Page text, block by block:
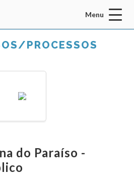
Menu
PROCESSOS
do Paraíso -